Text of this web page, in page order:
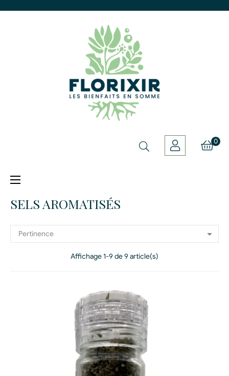
0
Basculer
la
☰
SELS AROMATISÉS
Pertinence 
Affichage 1-9 de 9 article(s)